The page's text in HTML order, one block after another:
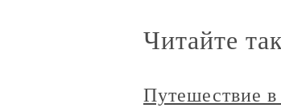
Читайте
Путешествие